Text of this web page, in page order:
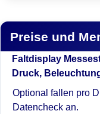
Preise und
Faltdisplay
Druck,
Optional fallen pro
Datencheck an.